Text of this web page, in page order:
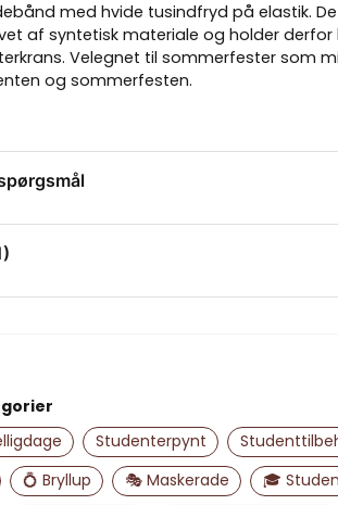
med hvide tusindfryd på elastik.
af syntetisk materiale og holder
Velegnet til sommerfester som
og sommerfesten.
om dette produkt...
offentliggøre mit spørgsmål
Studenterpynt
💍 Bryllup 🎭 Maskerade
🎓